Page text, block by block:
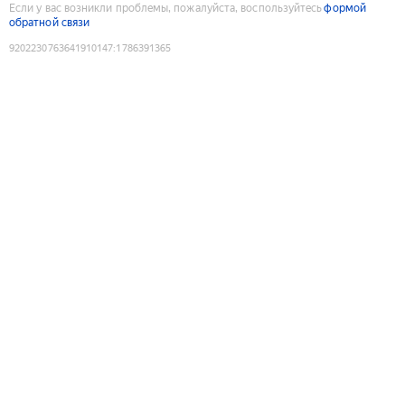
Если у вас возникли проблемы, пожалуйста, воспользуйтесьформой
обратной связи
9202230763641910147:1786391365